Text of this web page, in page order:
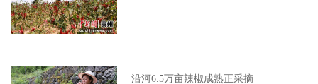
沿河6.5万亩辣椒成熟正采摘